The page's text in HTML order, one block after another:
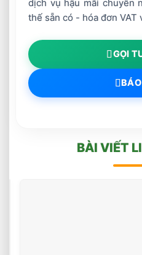
dịch vụ hậu mãi chuyên
thế sẵn có - hóa đơn VAT
GỌI
BÀI VIẾT